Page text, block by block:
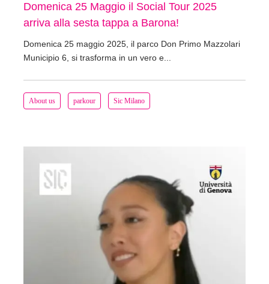
About us parkour Sic Milano
Domenica 25 Maggio il Social Tour 2025
arriva alla sesta tappa a Barona!
Domenica 25 maggio 2025, il parco Don Primo Mazzolari
Municipio 6, si trasforma in un vero e...